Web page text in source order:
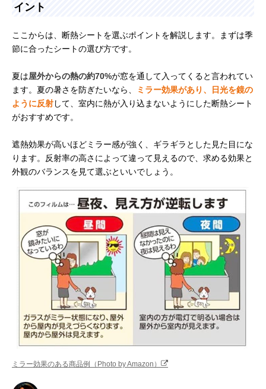
イント
ここからは、断熱シートを選ぶポイントを解説します。まずは季
節に合ったシートの選び方です。
夏は屋外からの熱の約70%が窓を通して入ってくると言われてい
ます。夏の暑さを防ぎたいなら、
ミラー効果があり、日光を鏡の
ように反射して、室内に熱が入り込まないようにした断熱シート
がおすすめです。
遮熱効果が高いほどミラー感が強く、ギラギラとした見た目にな
ります。反射率の高さによって違って見えるので、求める効果と
外観のバランスを見て選ぶといいでしょう。
ミラー効果のある商品例（Photo by Amazon）